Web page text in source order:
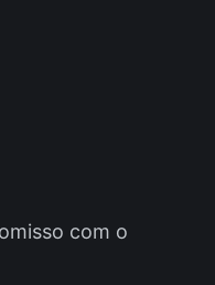
com o